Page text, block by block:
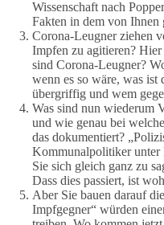
Wissenschaft nach
Fakten in dem von Ihnen
Corona-Leugner ziehen
Impfen zu agitieren?
sind Corona-Leugner?
wenn es so wäre, was ist
übergriffig und wem
Was sind nun wiederum
und wie genau bei
das dokumentiert?
Kommunalpolitiker unter
Sie sich gleich ganz zu
Dass dies passiert, ist
Aber Sie bauen darauf
Impfgegner“ würden